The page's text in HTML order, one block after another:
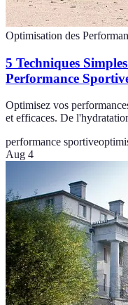
Optimisation des
5 Techniques
Performance
Optimisez vos
et efficaces. De
performance sportive
Aug 4